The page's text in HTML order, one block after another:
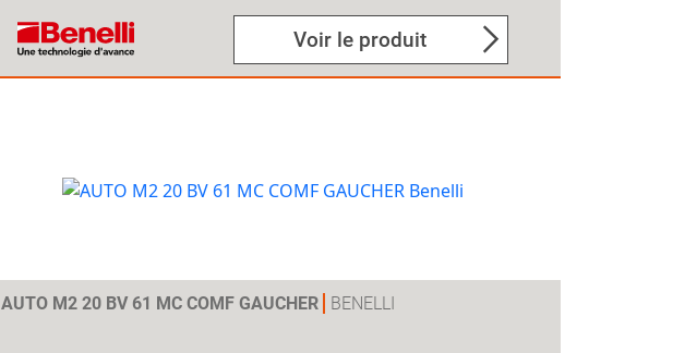
Voir le produit
AUTO M2 20 BV 61 MC COMF GAUCHER BENELLI